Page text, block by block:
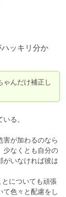
ッキリ分か
ゃんだけ補正し
る。
が加わるのなら
少なくとも自分の
がいなければ彼は
についても頑張
て色々と配慮をし